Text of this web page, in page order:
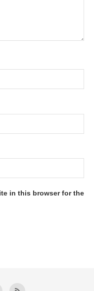
in this browser for the